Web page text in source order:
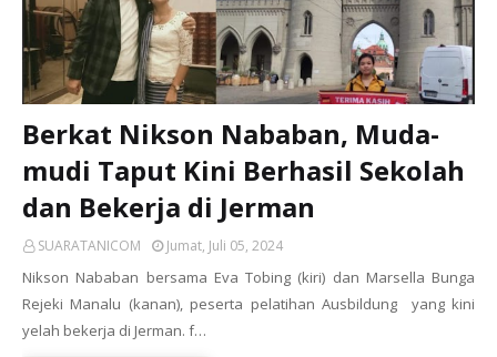
Berkat Nikson Nababan, Muda-
mudi Taput Kini Berhasil Sekolah
dan Bekerja di Jerman
SUARATANICOM Jumat, Juli 05, 2024
Nikson Nababan bersama Eva Tobing (kiri) dan Marsella Bunga
Rejeki Manalu (kanan), peserta pelatihan Ausbildung yang kini
yelah bekerja di Jerman. f…